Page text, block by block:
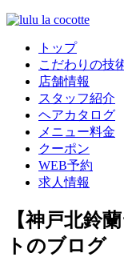
トップ
こだわりの技
店舗情報
スタッフ紹介
ヘアカタログ
メニュー料金
クーポン
WEB予約
求人情報
【神戸北鈴
トのブログ